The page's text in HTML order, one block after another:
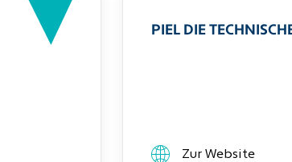
PIEL DIE
Zur Website